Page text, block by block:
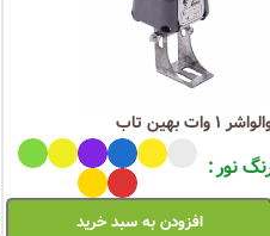
۱ وات بهین تاب
نور
افزودن به سبد خرید